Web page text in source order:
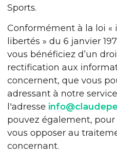
Sports.
Conformément à la loi
libertés » du 6 janvier
vous bénéficiez d’un
rectification aux
concernent, que vous
adressant à notre
l'adresse
pouvez également,
vous opposer au
concernant.